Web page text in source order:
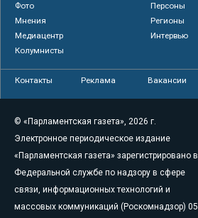
Фото
Персоны
Мнения
Регионы
Медиацентр
Интервью
Колумнисты
Контакты Реклама Вакансии
© «Парламентская газета», 2026 г.
Электронное периодическое издание
«Парламентская газета» зарегистрировано в
Федеральной службе по надзору в сфере
связи, информационных технологий и
массовых коммуникаций (Роскомнадзор) 05